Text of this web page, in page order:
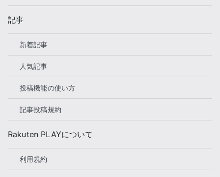
記事
新着記事
人気記事
投稿機能の使い方
記事投稿規約
Rakuten PLAYについて
利用規約